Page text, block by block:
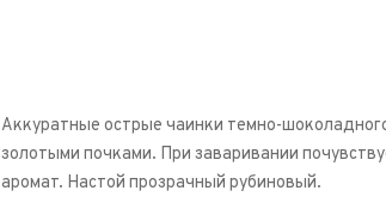
Аккуратные острые чаинки темно-
золотыми почками. При заваривании
аромат. Настой прозрачный рубиновый.